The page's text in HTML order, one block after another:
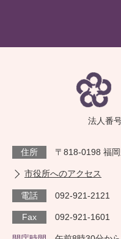
法人番
住所 〒818-0198 福
市役所へのアクセス
電話 092-921-2121
Fax 092-921-1601